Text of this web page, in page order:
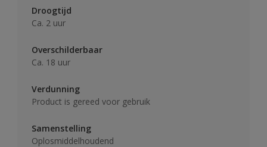
Droogtijd
Ca. 2 uur
Overschilderbaar
Ca. 18 uur
Verdunning
Product is gereed voor gebruik
Samenstelling
Oplosmiddelhoudend